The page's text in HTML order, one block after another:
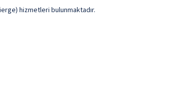
hizmetleri bulunmaktadır.